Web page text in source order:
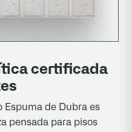
certificada
Espuma de Dubra es
pensada para pisos